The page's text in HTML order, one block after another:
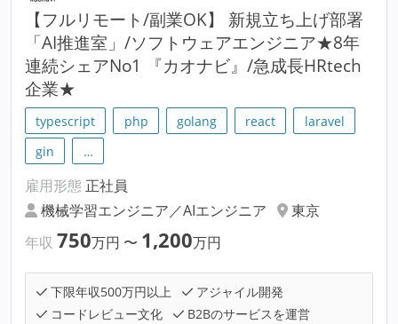
【フルリモート/副業OK】 新規立ち上げ部署
「AI推進室」/ソフトウェアエンジニア★8年
連続シェアNo1 『カオナビ』/急成長HRtech
企業★
typescript php golang react
laravel
gin
…
雇用形態 正社員
機械学習エンジニア／AIエンジニア
東京
年収 750万円 〜 1,200万円
下限年収500万円以上
アジャイル開発
コードレビュー文化
B2Bのサービスを運営